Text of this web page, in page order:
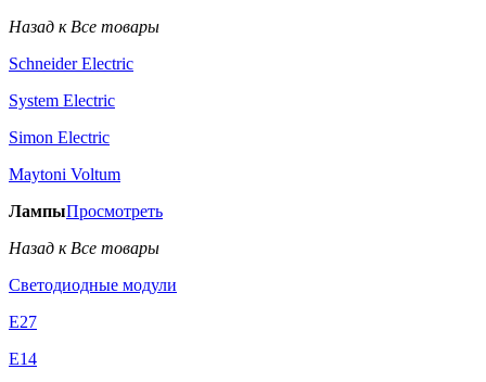
Назад к Все товары
Schneider Electric
System Electric
Simon Electric
Maytoni Voltum
ЛампыПросмотреть
Назад к Все товары
Светодиодные модули
E27
E14